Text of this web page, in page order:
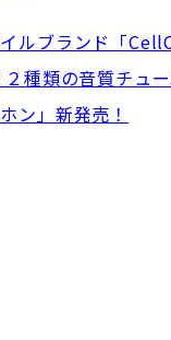
ルブランド「
種類の音質チュ
ン」新発売！